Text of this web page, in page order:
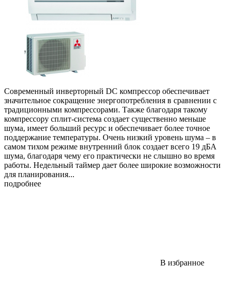
Современный инверторный DC компрессор обеспечивает
значительное сокращение энергопотребления в сравнении с
традиционными компрессорами. Также благодаря такому
компрессору сплит-система создает существенно меньше
шума, имеет больший ресурс и обеспечивает более точное
поддержание температуры. Очень низкий уровень шума – в
самом тихом режиме внутренний блок создает всего 19 дБА
шума, благодаря чему его практически не слышно во время
работы. Недельный таймер дает более широкие возможности
для планирования...
подробнее
В избранное